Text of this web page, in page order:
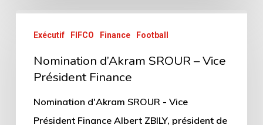
Exécutif FIFCO Finance Football
Nomination d’Akram SROUR – Vice
Président Finance
Nomination d'Akram SROUR - Vice
Président Finance Albert ZBILY, président de